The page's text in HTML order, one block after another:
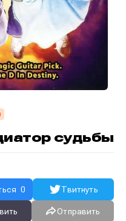
судьбы
0 Твитнуть
Отправить